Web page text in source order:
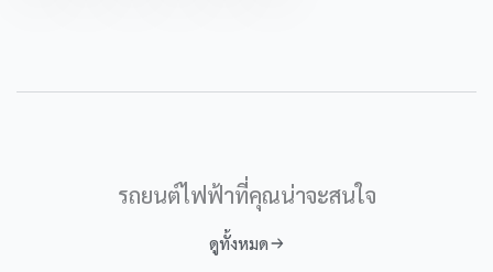
รถยนต์ไฟฟ้าที่คุณน่าจะสนใจ
ดูทั้งหมด